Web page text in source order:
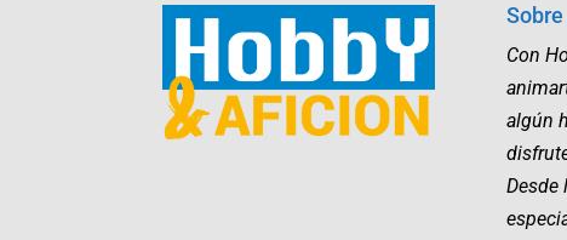
Con
algún
Desde